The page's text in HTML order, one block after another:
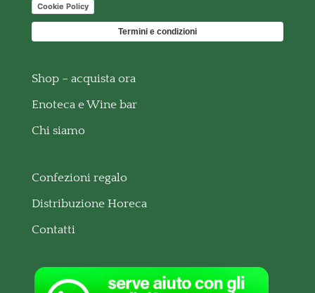
Cookie Policy
Termini e condizioni
Shop – acquista ora
Enoteca e Wine bar
Chi siamo
Confezioni regalo
Distribuzione Horeca
Contatti